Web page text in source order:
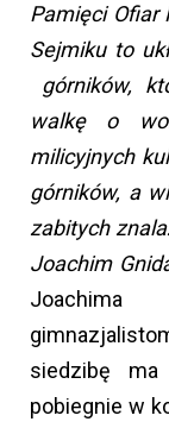
Pamięci Ofiar
Sejmiku to
górników,
walkę o
milicyjnych
górników, a
zabitych
Joachim
Joachima
siedzibę ma
pobiegnie w